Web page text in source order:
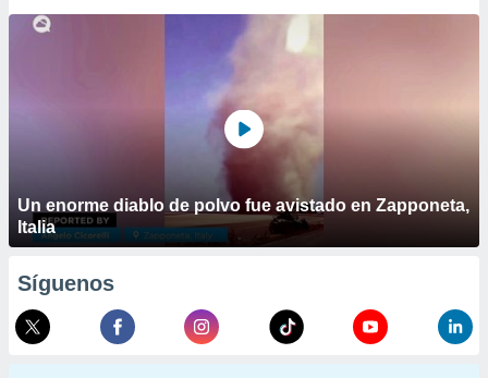
Un enorme diablo de polvo fue avistado en Zapponeta,
Italia
Síguenos